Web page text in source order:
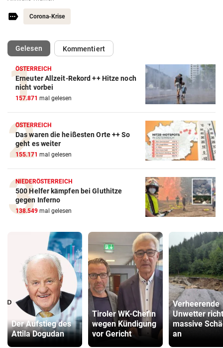
Corona-Krise
Gelesen(ausgewählt)Kommentiert
ÖSTERREICH
Erneuter Allzeit-Rekord ++ Hitze noch
nicht vorbei
157.871 mal gelesen
ÖSTERREICH
Das waren die heißesten Orte ++ So
geht es weiter
155.171 mal gelesen
NIEDERÖSTERREICH
500 Helfer kämpfen bei Gluthitze
gegen Inferno
138.549 mal gelesen
Der Aufstieg des
Attila Dogudan
Tiroler WK-Chefin
wegen Kündigung
vor Gericht
Verheerende
Unwetter
massive
an